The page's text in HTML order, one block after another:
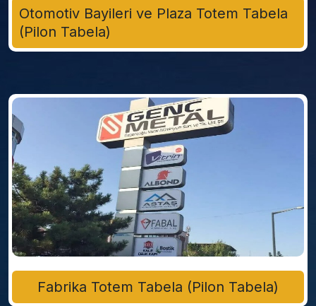
Otomotiv Bayileri ve Plaza Totem Tabela
(Pilon Tabela)
Fabrika Totem Tabela (Pilon Tabela)